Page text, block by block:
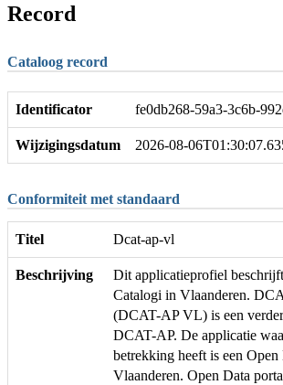
Record
Cataloog record
Identificator fe0db268-59a3-3c6b-
Wijzigingsdatum 2026-08-
Conformiteit met standaard
Titel Dcat-ap-vl
Beschrijving
Dit applicatieprofiel
Catalogi in Vlaanderen.
(DCAT-AP VL) is een
DCAT-AP. De applicatie
betrekking heeft is een Open
Vlaanderen. Open Data